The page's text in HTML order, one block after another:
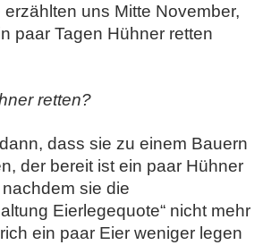
erzählten uns Mitte November,
paar Tagen Hühner retten
retten?
dass sie zu einem Bauern
der bereit ist ein paar Hühner
sie die
Eierlegequote“ nicht mehr
ein paar Eier weniger legen